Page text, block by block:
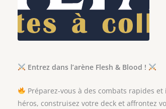
Entrez dans l’arène Flesh & Blood !
Préparez-vous à des combats rapides
héros, construisez votre deck et affrontez